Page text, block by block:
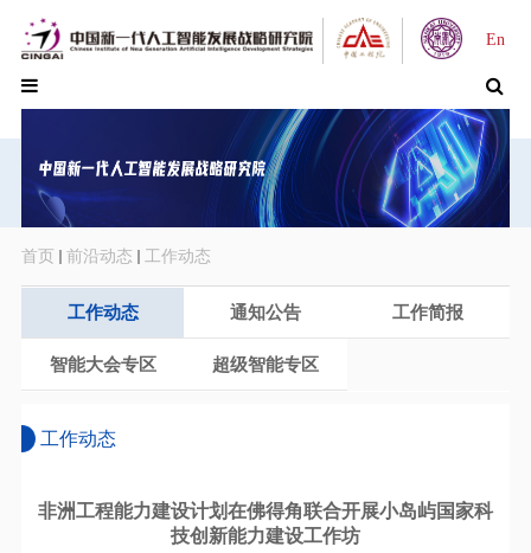
En
首页 前沿动态 工作动态
工作动态 通知公告 工作简报
智能大会专区 超级智能专区
工作动态
非洲工程能力建设计划在佛得角联合开展小岛屿国家科
技创新能力建设工作坊